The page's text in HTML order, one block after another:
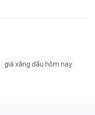
giá xăng dầu hôm nay